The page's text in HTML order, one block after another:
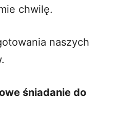
chwilę.
naszych
śniadanie do